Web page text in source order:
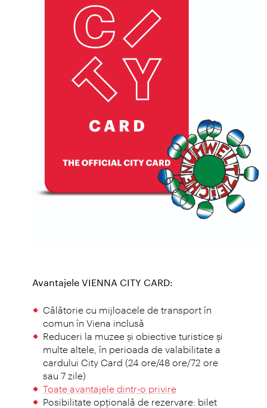
Avantajele VIENNA CITY CARD:
Călătorie cu mijloacele de transport în
comun în Viena inclusă
Reduceri la muzee și obiective turistice și
multe altele, în perioada de valabilitate a
cardului City Card (24 ore/48 ore/72 ore
sau 7 zile)
Toate avantajele dintr-o privire
Posibilitate opţională de rezervare: bilet